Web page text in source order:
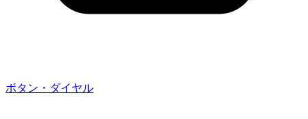
ボタン・ダイヤル